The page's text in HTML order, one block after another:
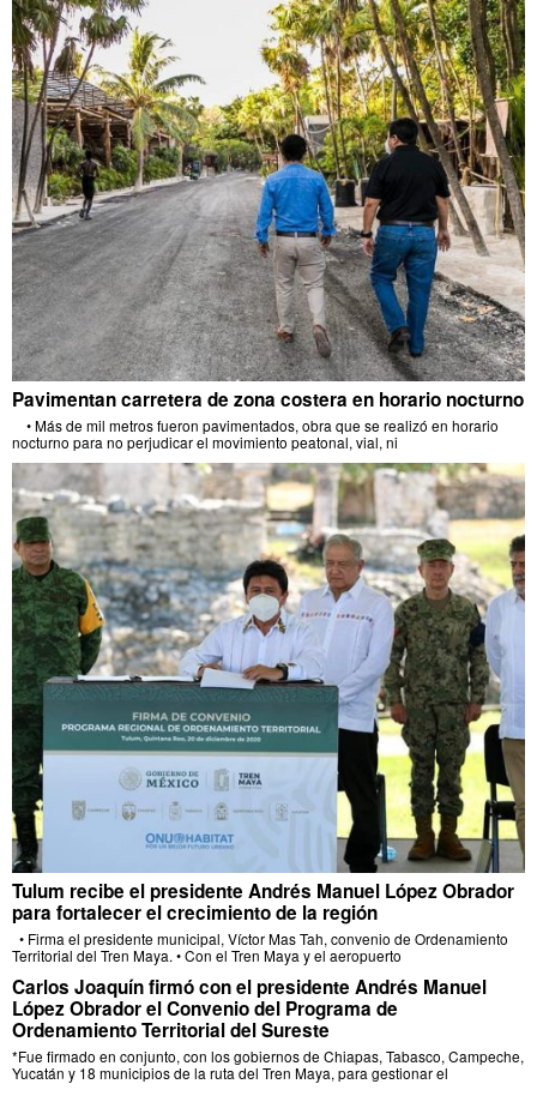
Pavimentan carretera de zona costera en horario nocturno
• Más de mil metros fueron pavimentados, obra que se realizó en horario
nocturno para no perjudicar el movimiento peatonal, vial, ni
Tulum recibe el presidente Andrés Manuel López Obrador
para fortalecer el crecimiento de la región
• Firma el presidente municipal, Víctor Mas Tah, convenio de Ordenamiento
Territorial del Tren Maya. • Con el Tren Maya y el aeropuerto
Carlos Joaquín firmó con el presidente Andrés Manuel
López Obrador el Convenio del Programa de
Ordenamiento Territorial del Sureste
*Fue firmado en conjunto, con los gobiernos de Chiapas, Tabasco, Campeche,
Yucatán y 18 municipios de la ruta del Tren Maya, para gestionar el